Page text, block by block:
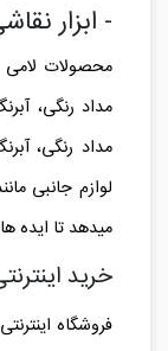
- ابزار
محصولات لامی
مداد رنگی،
لوازم جانبی
میدهد تا ایده
خرید
فروشگاه